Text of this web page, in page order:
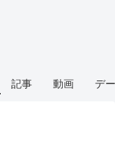
記事 動画 デ